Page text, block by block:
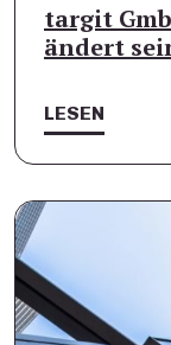
targit
ändert
LESEN